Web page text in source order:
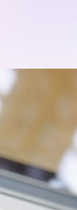
モデルハ
お問い合